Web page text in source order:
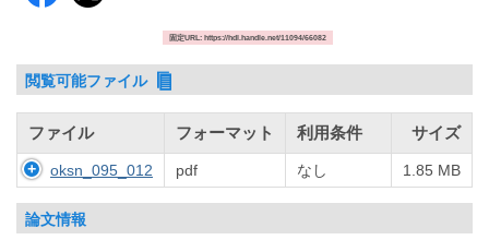
固定URL: https://hdl.handle.net/11094/66082
閲覧可能ファイル
ファイル フォーマット 利用条件 サイズ
oksn_095_012 pdf なし 1.85 MB
論文情報